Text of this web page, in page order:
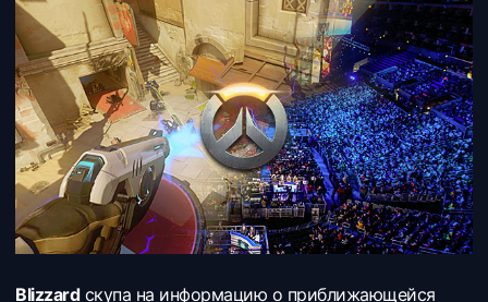
Blizzardскупа на информацию о приближающейся